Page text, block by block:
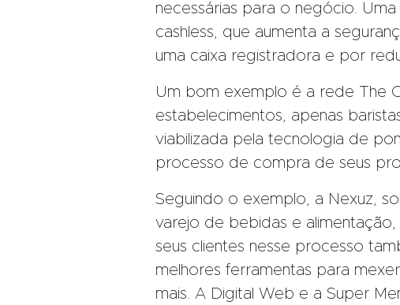
necessárias para o negócio.
cashless, que aumenta a
uma caixa registradora e por
Um bom exemplo é a rede The
estabelecimentos, apenas
viabilizada pela tecnologia de
processo de compra de seus
Seguindo o exemplo, a Nexuz,
varejo de bebidas e
seus clientes nesse processo
melhores ferramentas para
mais. A Digital Web e a Super